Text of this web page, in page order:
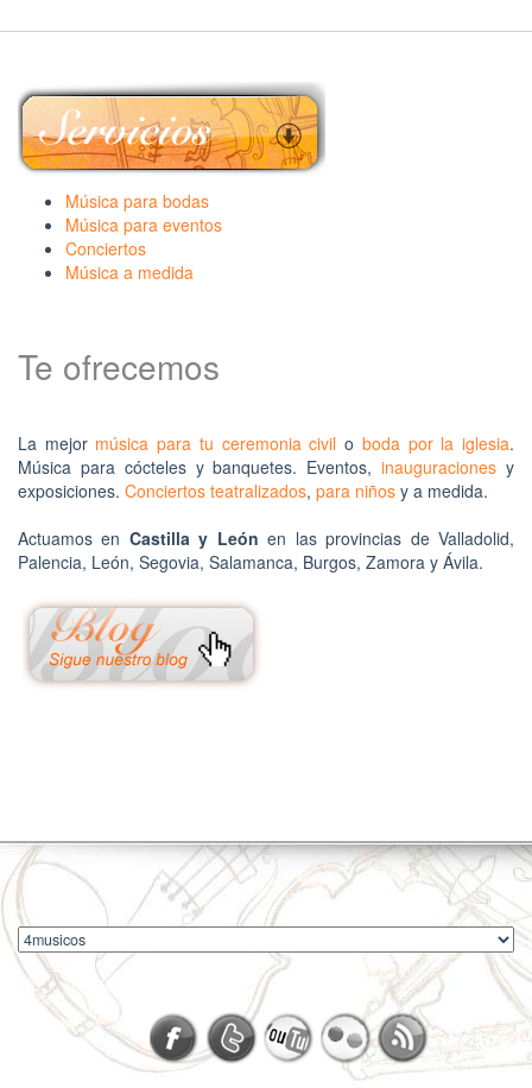
Música para bodas
Música para eventos
Conciertos
Música a medida
Te ofrecemos
La mejor música para tu ceremonia civilo boda por la iglesia.
Música para cócteles y banquetes. Eventos,inauguraciones y
exposiciones. Conciertos teatralizados, para niños y a medida.
Actuamos en Castilla y León en las provincias de Valladolid,
Palencia, León, Segovia, Salamanca, Burgos, Zamora y Ávila.